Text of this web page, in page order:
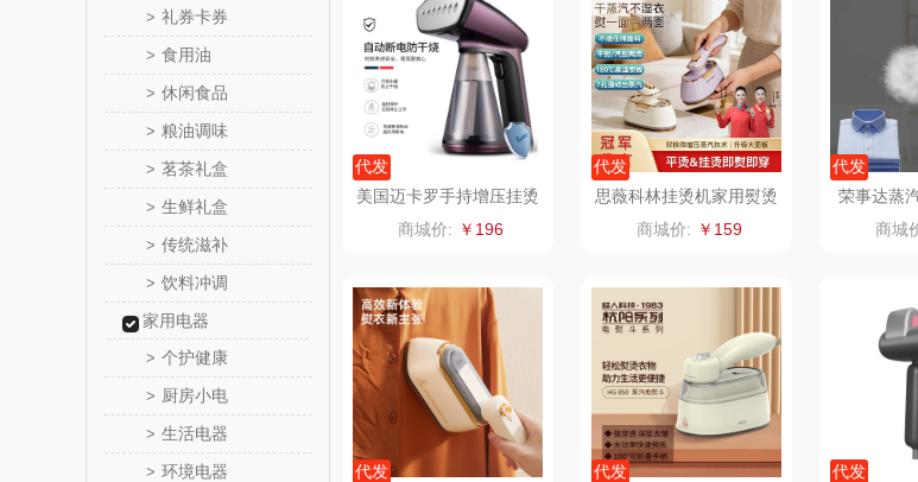
> 礼券卡券
> 食用油
> 休闲食品
> 粮油调味
> 茗茶礼盒
> 生鲜礼盒
> 传统滋补
> 饮料冲调
家用电器
> 个护健康
> 厨房小电
> 生活电器
> 环境电器
粉乎 茫耶谷 粤清香
国瓷永丰源 宏裕 金帆
蓝月亮 威露士
CITIZEN 泰普尔
COSTA 来伊份 雨润
燕之坊 SooPii
巴赫约翰 派克 字器
代发
美国迈卡罗手持增压挂烫
机MC-9352
商城价: ￥196
代发
思薇科林挂烫机家用熨烫
机便携大蒸汽手持电熨斗
YD-05
商城价: ￥159
代发
荣事达蒸
商城
代发
代发
代发